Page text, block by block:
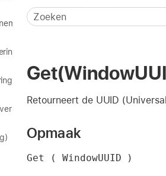
Retourneert de UUID
Opmaak
Get ( WindowUUID )